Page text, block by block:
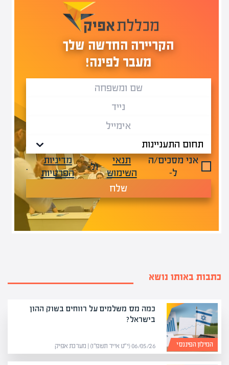
הקריירה החדשה שלך
מעבר לפינה!
אני מסכים/ה
ל-
תנאי
השימוש
ול-
מדיניות
הפרטיות
.
שלח
כתבות באותו נושא
המילון הפיננסי
כמה מס משלמים על רווחים בשוק ההון
בישראל?
06/05/26 (י״ט אייר תשפ״ו) | מערכת אפיק